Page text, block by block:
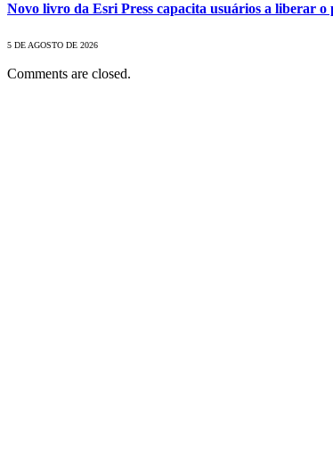
Novo livro da Esri Press capacita usuários a liberar
5 DE AGOSTO DE 2026
Comments are closed.